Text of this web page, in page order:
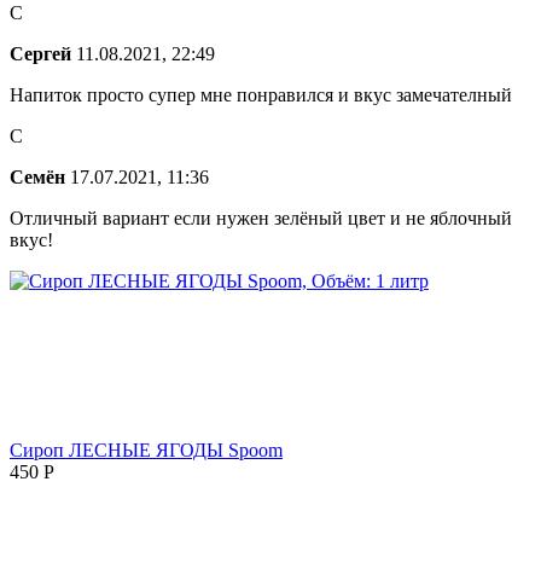
С
Сергей 11.08.2021, 22:49
Напиток просто супер мне понравился и вкус замечателный
С
Семён 17.07.2021, 11:36
Отличный вариант если нужен зелёный цвет и не яблочный
вкус!
Сироп ЛЕСНЫЕ ЯГОДЫ Spoom
450 Р